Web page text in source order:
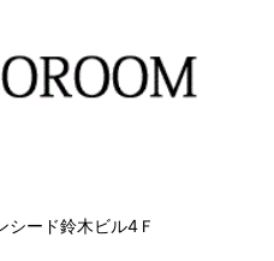
シード鈴木ビル4Ｆ